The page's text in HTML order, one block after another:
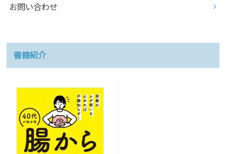
お問い合わせ
書籍紹介